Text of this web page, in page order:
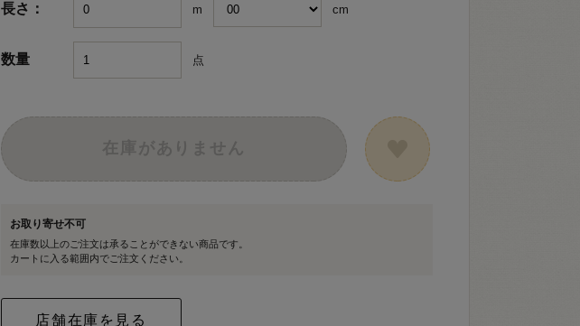
長さ： m cm
数量 点
お取り寄せ不可
在庫数以上のご注文は承ることができない商品です。
カートに入る範囲内でご注文ください。